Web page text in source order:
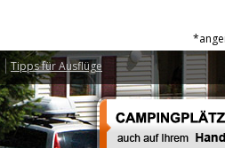
Tipps für Ausflüge